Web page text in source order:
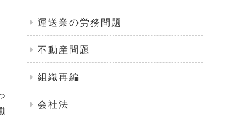
運送業の労務問題
不動産問題
組織再編
会社法